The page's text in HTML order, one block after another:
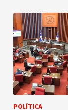
POLÍTICA